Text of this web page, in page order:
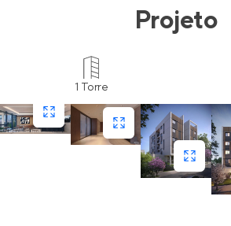
Projeto
1 Torre